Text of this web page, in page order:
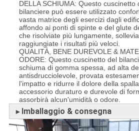
DELLA SCHIUMA: Questo cuscinetto
bilanciere può essere utilizzato
vasta matrice degli esercizi dagli
affondo ai ponti di spinte e del glute
che risolviate più lungamente,
raggiungiate i risultati più veloci.
QUALITÀ, BENE DUREVOLE &
ODORE: Questo cuscinetto del
schiuma di gomma spessa, ad alta
antisdrucciolevole, provata
l'impatto e ridurre il dolore della
accessorio duraturo e durevole di
assorbirà alcun'umidità o odore.
► Imballaggio & consegna